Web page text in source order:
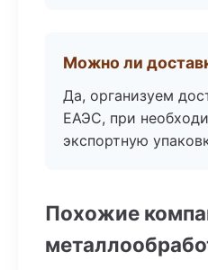
Можно ли
Да, организуем
ЕАЭС, при
экспортную
Похожие